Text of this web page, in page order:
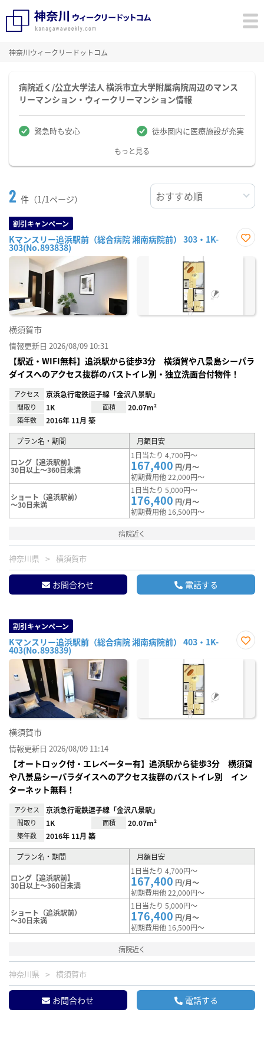
神奈川ウィークリードットコム
病院近く/公立大学法人 横浜市立大学附属病院周辺のマンス
リーマンション・ウィークリーマンション情報
緊急時も安心 徒歩圏内に医療施設が充実
もっと見る
2 件（1/1ページ）
割引キャンペーン
Kマンスリー追浜駅前（総合病院 湘南病院前） 303・1K-
303(No.893838)
に入
横須賀市
情報更新日 2026/08/09 10:31
【駅近・WIFI無料】追浜駅から徒歩3分 横須賀や八景島シーパラ
ダイスへのアクセス抜群のバストイレ別・独立洗面台付物件！
アクセス 京浜急行電鉄逗子線「金沢八景駅」
間取り 1K 面積 20.07m²
築年数 2016年 11月 築
プラン名・期間 月額目安
ロング【追浜駅前】
30日以上～360日未満
1日当たり 4,700円～
167,400 円/月～
初期費用他 22,000円～
ショート（追浜駅前）
～30日未満
1日当たり 5,000円～
176,400 円/月～
初期費用他 16,500円～
病院近く
神奈川県 横須賀市
お問合わせ 電話する
割引キャンペーン
Kマンスリー追浜駅前（総合病院 湘南病院前） 403・1K-
403(No.893839)
に入
横須賀市
情報更新日 2026/08/09 11:14
【オートロック付・エレベーター有】追浜駅から徒歩3分 横須賀
や八景島シーパラダイスへのアクセス抜群のバストイレ別 イン
ターネット無料！
アクセス 京浜急行電鉄逗子線「金沢八景駅」
間取り 1K 面積 20.07m²
築年数 2016年 11月 築
プラン名・期間 月額目安
ロング【追浜駅前】
30日以上～360日未満
1日当たり 4,700円～
167,400 円/月～
初期費用他 22,000円～
ショート（追浜駅前）
～30日未満
1日当たり 5,000円～
176,400 円/月～
初期費用他 16,500円～
病院近く
神奈川県 横須賀市
お問合わせ 電話する